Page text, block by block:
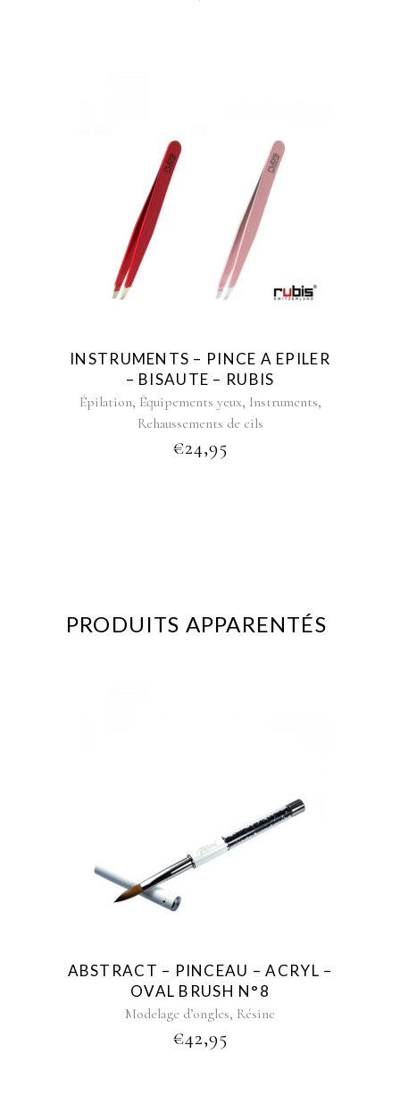
INSTRUMENTS – PINCE A EPILER
– BISAUTE – RUBIS
Épilation, Équipements yeux, Instruments,
Rehaussements de cils
€24,95
PRODUITS APPARENTÉS
ABSTRACT – PINCEAU – ACRYL –
OVAL BRUSH N°8
Modelage d’ongles, Résine
€42,95